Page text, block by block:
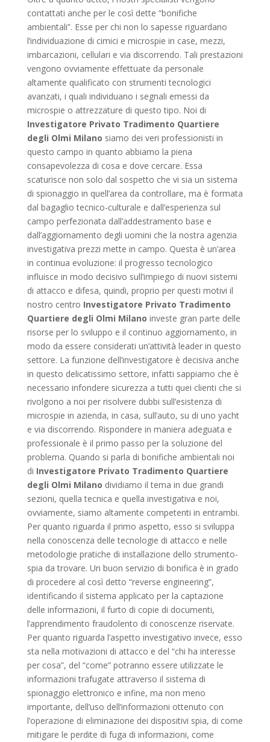
contattati anche per le così dette “bonifiche
ambientali”. Esse per chi non lo sapesse riguardano
l’individuazione di cimici e microspie in case, mezzi,
imbarcazioni, cellulari e via discorrendo. Tali prestazioni
vengono ovviamente effettuate da personale
altamente qualificato con strumenti tecnologici
avanzati, i quali individuano i segnali emessi da
microspie o attrezzature di questo tipo. Noi di
Investigatore Privato Tradimento Quartiere
degli Olmi Milano siamo dei veri professionisti in
questo campo in quanto abbiamo la piena
consapevolezza di cosa e dove cercare. Essa
scaturisce non solo dal sospetto che vi sia un sistema
di spionaggio in quell’area da controllare, ma è formata
dal bagaglio tecnico-culturale e dall’esperienza sul
campo perfezionata dall’addestramento base e
dall’aggiornamento degli uomini che la nostra agenzia
investigativa prezzi mette in campo. Questa è un’area
in continua evoluzione: il progresso tecnologico
influisce in modo decisivo sull’impiego di nuovi sistemi
di attacco e difesa, quindi, proprio per questi motivi il
nostro centro Investigatore Privato Tradimento
Quartiere degli Olmi Milano investe gran parte delle
risorse per lo sviluppo e il continuo aggiornamento, in
modo da essere considerati un’attività leader in questo
settore. La funzione dell’investigatore è decisiva anche
in questo delicatissimo settore, infatti sappiamo che è
necessario infondere sicurezza a tutti quei clienti che si
rivolgono a noi per risolvere dubbi sull’esistenza di
microspie in azienda, in casa, sull’auto, su di uno yacht
e via discorrendo. Rispondere in maniera adeguata e
professionale è il primo passo per la soluzione del
problema. Quando si parla di bonifiche ambientali noi
di Investigatore Privato Tradimento Quartiere
degli Olmi Milano dividiamo il tema in due grandi
sezioni, quella tecnica e quella investigativa e noi,
ovviamente, siamo altamente competenti in entrambi.
Per quanto riguarda il primo aspetto, esso si sviluppa
nella conoscenza delle tecnologie di attacco e nelle
metodologie pratiche di installazione dello strumento-
spia da trovare. Un buon servizio di bonifica è in grado
di procedere al così detto “reverse engineering”,
identificando il sistema applicato per la captazione
delle informazioni, il furto di copie di documenti,
l’apprendimento fraudolento di conoscenze riservate.
Per quanto riguarda l’aspetto investigativo invece, esso
sta nella motivazioni di attacco e del “chi ha interesse
per cosa”, del “come” potranno essere utilizzate le
informazioni trafugate attraverso il sistema di
spionaggio elettronico e infine, ma non meno
importante, dell’uso dell’informazioni ottenuto con
l’operazione di eliminazione dei dispositivi spia, di come
mitigare le perdite di fuga di informazioni, come